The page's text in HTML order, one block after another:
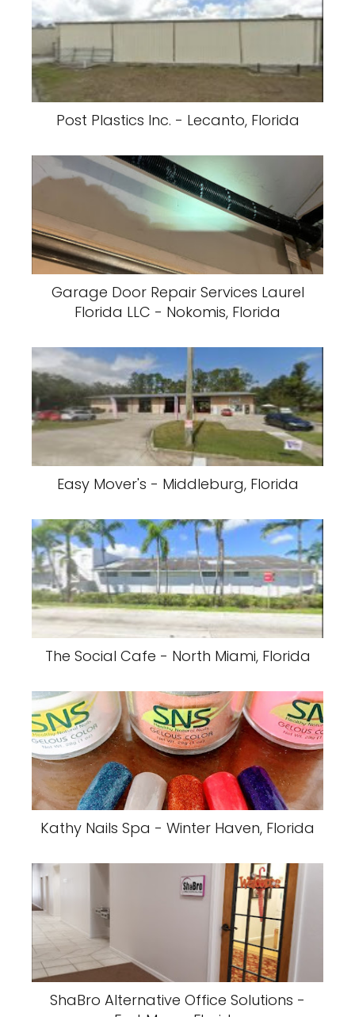
Post Plastics Inc. - Lecanto, Florida
Garage Door Repair Services Laurel
Florida LLC - Nokomis, Florida
Easy Mover's - Middleburg, Florida
The Social Cafe - North Miami, Florida
Kathy Nails Spa - Winter Haven, Florida
ShaBro Alternative Office Solutions -